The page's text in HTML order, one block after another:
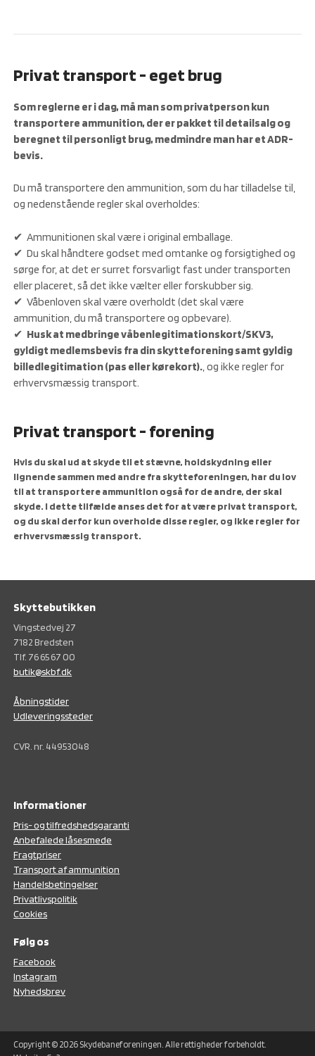
Privat transport - eget brug
Som reglerne er i dag, må man som privatperson kun
transportere ammunition, der er pakket til detailsalg og
beregnet til personligt brug, medmindre man har et ADR-
bevis.
Du må transportere den ammunition, som du har tilladelse til,
og nedenstående regler skal overholdes:
✔ Ammunitionen skal være i original emballage.
✔ Du skal håndtere godset med omtanke og forsigtighed og
sørge for, at det er surret forsvarligt fast under transporten
eller placeret, så det ikke vælter eller forskubber sig.
✔ Våbenloven skal være overholdt (det skal være
ammunition, du må transportere og opbevare).
✔ Husk at medbringe våbenlegitimationskort/SKV3,
gyldigt medlemsbevis fra din skytteforening samt gyldig
billedlegitimation (pas eller kørekort)., og ikke regler for
erhvervsmæssig transport.
Privat transport - forening
Hvis du skal ud at skyde til et stævne, holdskydning eller
lignende sammen med andre fra skytteforeningen, har du lov
til at transportere ammunition også for de andre, der skal
skyde. I dette tilfælde anses det for at være privat transport,
og du skal derfor kun overholde disse regler, og ikke regler for
erhvervsmæssig transport.
Skyttebutikken
Vingstedvej 27
7182 Bredsten
Tlf. 76 65 67 00
butik@skbf.dk
Åbningstider
Udleveringssteder
CVR. nr. 44953048
Informationer
Pris- og tilfredshedsgaranti
Anbefalede låsesmede
Fragtpriser
Transport af ammunition
Handelsbetingelser
Privatlivspolitik
Cookies
Følg os
Facebook
Instagram
Nyhedsbrev
Copyright © 2026 Skydebaneforeningen. Alle rettigheder forbeholdt.